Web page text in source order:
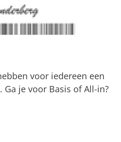
voor iedereen een
je voor Basis of All-in?